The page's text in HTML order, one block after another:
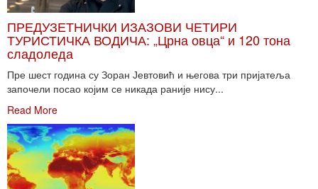
ПРЕДУЗЕТНИЧКИ ИЗАЗОВИ ЧЕТИРИ
ТУРИСТИЧКА ВОДИЧА: „Црна овца“ и 120 тона
сладоледа
Пре шест година су Зоран Јевтовић и његова три пријатеља
започели посао којим се никада раније нису...
Read More